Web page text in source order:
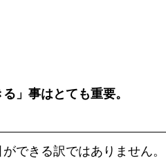
」事はとても重要。
できる訳ではありません。